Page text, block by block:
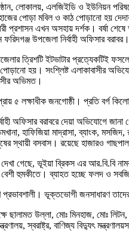
লোকালয়, এলজিইডি ও ইউনিয়ন
পোড়া মবিল ও কাঠ পোড়ানো হয়
প্রশাসন এখন অসহায় দর্শক। বর্ষা
উপজেলা নির্বাহী অফিসার বরাবর।
ত্রিশটি ইটভাটার প্রত্যেকটিই
পোড়ানো হয়। সংশ্লিষ্ট এলাকাবাসীর
অভিমত।
৫ লক্ষাধীক জনগোষ্ঠী। প্রতি বর্গ
অফিসার বরাবরে দেয়া অভিযোগে
হাফিজিয়া মাদ্রাসা, ব্যাংক,
স্থায়ী বসবাস। রয়েছে হাজারও
গেছে, ভূইয়া ব্রিকস এর আর.বি.বি
বেশী হুমকীতে। ব্যাহত হচ্ছে ফলদ ও
প্রভাবশালী। ভূক্তভোগী জনসাধারণ
ছালামত উল্লা, মোঃ মিনহাজ, মোঃ
স্বরাষ্ট্র, বাণিজ্য বিদ্যুৎ